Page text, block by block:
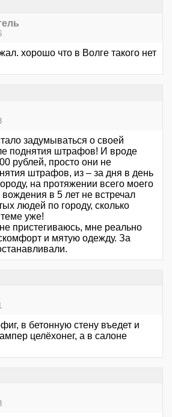
хорошо что в Волге такого нет
задумываться о своей
поднятия штрафов! И вроде
рублей, просто они не
штрафов, из – за дня в день
на протяжении всего моего
в 5 лет не встречал
людей по городу, сколько
уже!
пристегиваюсь, мне реально
и мятую одежду. За
в бетонную стену въедет и
целёхонег, а в салоне